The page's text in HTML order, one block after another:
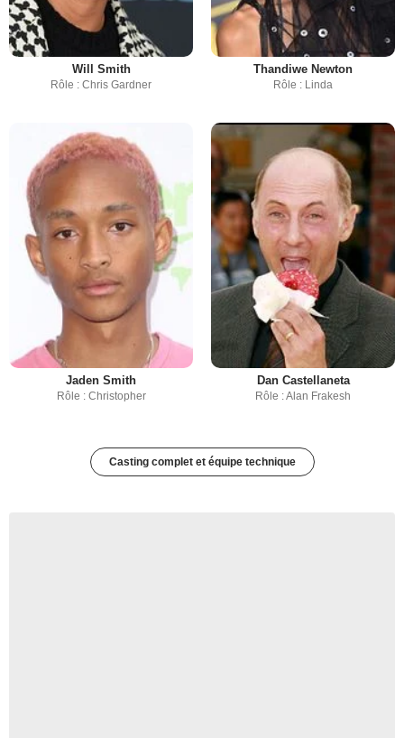
Will Smith
Rôle : Chris Gardner
Thandiwe Newton
Rôle : Linda
Jaden Smith
Rôle : Christopher
Dan Castellaneta
Rôle : Alan Frakesh
Casting complet et équipe technique